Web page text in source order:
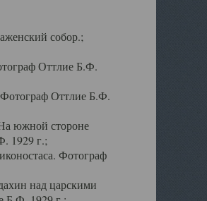
собор.;
Оттлие Б.Ф.
Фотограф Оттлие Б.Ф.
южной стороне
1929 г.;
Фотограф
над царскими